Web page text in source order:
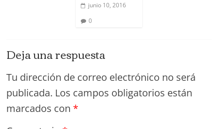
junio 10, 2016
0
Deja una respuesta
Tu dirección de correo electrónico no será
publicada. Los campos obligatorios están
marcados con *